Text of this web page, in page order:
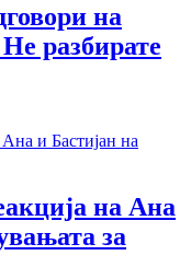
на
разбирате
на Ана
за